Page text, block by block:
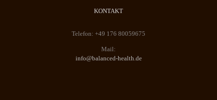
KONTAKT
Telefon: +49 176 80059675
Mail:
info@balanced-health.de